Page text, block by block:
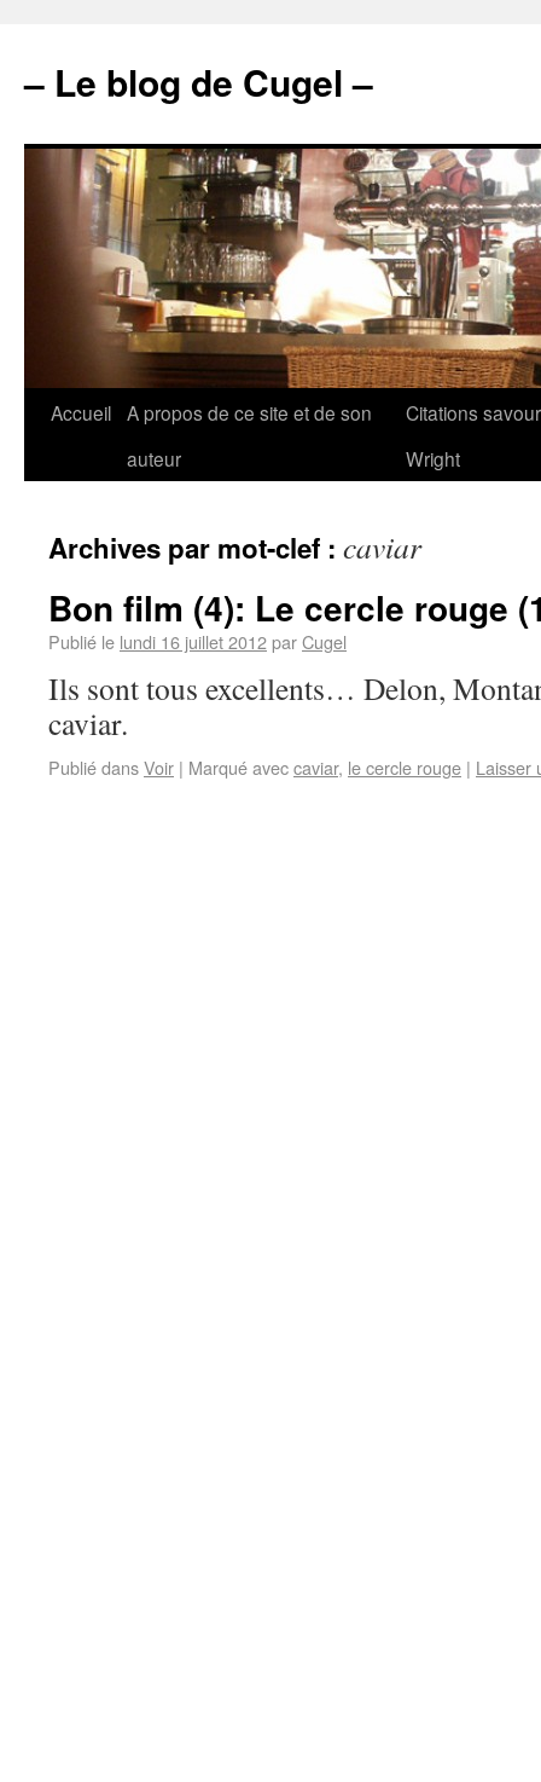
– Le blog de Cugel –
Accueil A propos de ce site et de son
auteur
Citations
Wright
Archives par mot-clef : caviar
Bon film (4): Le cercle rouge
Publié le lundi 16 juillet 2012parCugel
Ils sont tous excellents… Delon,
caviar.
Publié dansVoir | Marqué aveccaviar, le cercle rouge | Laisser